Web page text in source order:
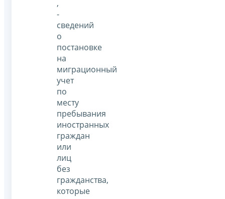
,
-
сведений
о
постановке
на
миграционный
учет
по
месту
пребывания
иностранных
граждан
или
лиц
без
гражданства,
которые